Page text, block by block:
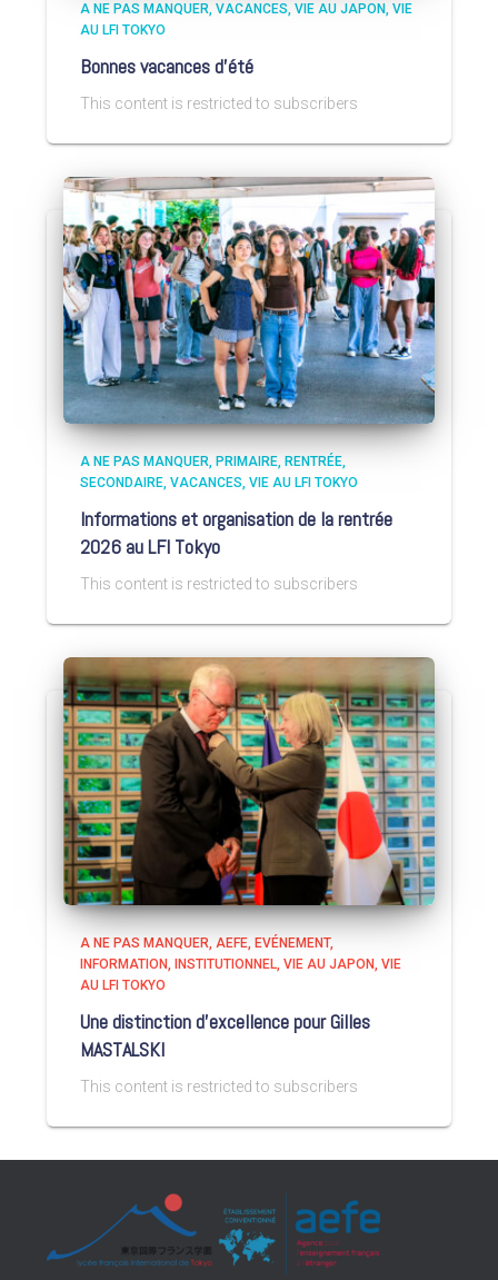
A NE PAS MANQUER VACANCES VIE AU JAPON VIE
AU LFI TOKYO
Bonnes vacances d’été
This content is restricted to subscribers
A NE PAS MANQUER PRIMAIRE RENTRÉE
SECONDAIRE VACANCES VIE AU LFI TOKYO
Informations et organisation de la rentrée
2026 au LFI Tokyo
This content is restricted to subscribers
A NE PAS MANQUER AEFE EVÉNEMENT
INFORMATION
INSTITUTIONNEL VIE AU JAPON VIE
AU LFI TOKYO
Une distinction d’excellence pour Gilles
MASTALSKI
This content is restricted to subscribers